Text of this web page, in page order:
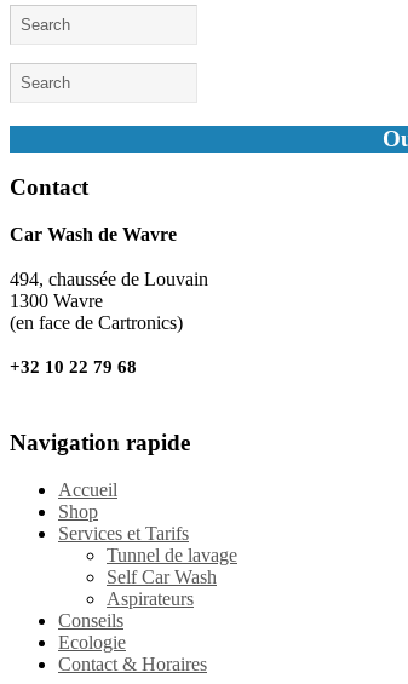
Contact
Car Wash de Wavre
494, chaussée de Louvain
1300 Wavre
(en face de Cartronics)
+32 10 22 79 68
Navigation rapide
Accueil
Shop
Services et Tarifs
Tunnel de lavage
Self Car Wash
Aspirateurs
Conseils
Ecologie
Contact & Horaires